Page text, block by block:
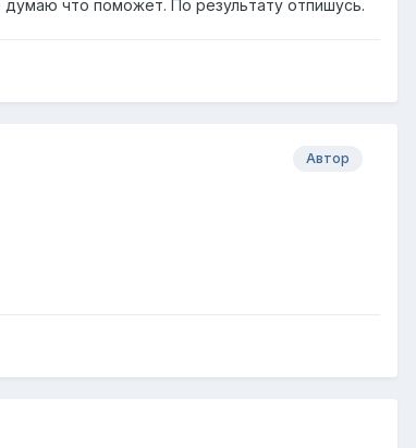
думаю что поможет. По результату отпишусь.
Автор